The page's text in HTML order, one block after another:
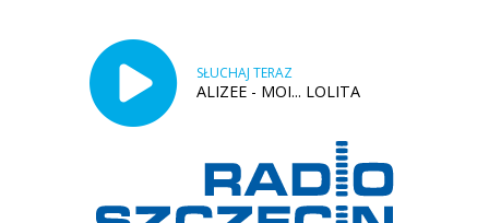
SŁUCHAJ TERAZ
ALIZEE - MOI... LOLITA